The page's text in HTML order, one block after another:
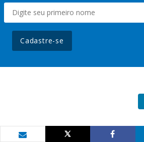
Cadastre-se